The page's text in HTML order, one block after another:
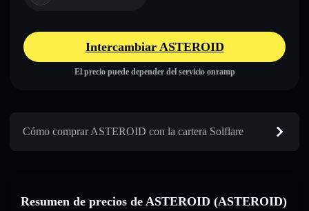
Intercambiar ASTEROID
El precio puede depender del servicio onramp
Cómo comprar ASTEROID con la cartera Solflare
Resumen de precios de ASTEROID (ASTEROID)